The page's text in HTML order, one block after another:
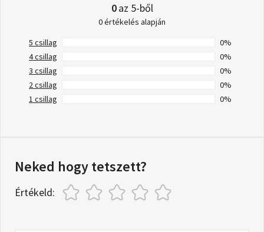
0az 5-ből
0 értékelés alapján
5 csillag
0%
4 csillag
0%
3 csillag
0%
2 csillag
0%
1 csillag
0%
Neked hogy tetszett?
Értékeld: